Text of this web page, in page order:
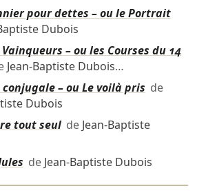
pour dettes – ou le Portrait
Dubois
Vainqueurs – ou les Courses du 14
Jean-Baptiste Dubois…
conjugale – ou Le voilà pris de
Dubois
tout seulde Jean-Baptiste
de Jean-Baptiste Dubois